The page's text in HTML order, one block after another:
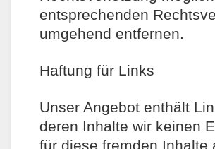
entsprechenden
umgehend entfernen.
Haftung für Links
Unser Angebot enthält
deren Inhalte wir keinen
für diese fremden Inhalte